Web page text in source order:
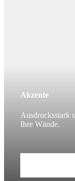
Akzente
Ausdrucksstark
Ihre Wände.